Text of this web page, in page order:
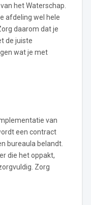
het Waterschap.
afdeling wel hele
daarom dat je
de juiste
wat je met
van
een contract
bureaula belandt.
die het oppakt,
Zorg